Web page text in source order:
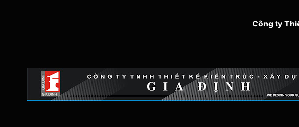
Công ty